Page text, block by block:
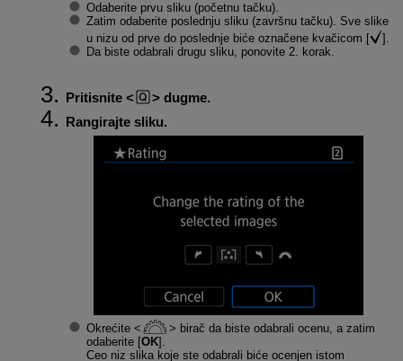
Odaberite prvu sliku (početnu tačku).
Zatim odaberite poslednju sliku (završnu tačku). Sve slike
u nizu od prve do poslednje biće označene kvačicom [
].
Da biste odabrali drugu sliku, ponovite 2. korak.
Pritisnite
dugme.
Rangirajte sliku.
Okrećite
birač da biste odabrali ocenu, a zatim
odaberite [OK].
Ceo niz slika koje ste odabrali biće ocenjen istom